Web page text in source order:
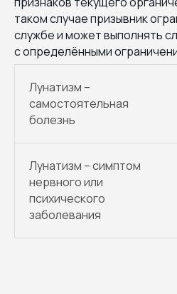
таком случае призывник
службе и может выполнять
с определёнными
Лунатизм –
самостоятельная
болезнь
Лунатизм – симптом
нервного или
психического
заболевания